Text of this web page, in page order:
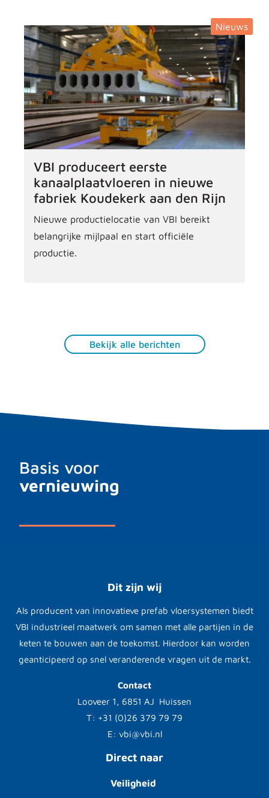
Nieuws
VBI produceert eerste
kanaalplaatvloeren in nieuwe
fabriek Koudekerk aan den Rijn
Nieuwe productielocatie van VBI bereikt
belangrijke mijlpaal en start officiële
productie.
Bekijk alle berichten
Basis voor
vernieuwing
Dit zijn wij
Als producent van innovatieve prefab vloersystemen biedt
VBI industrieel maatwerk om samen met alle partijen in de
keten te bouwen aan de toekomst. Hierdoor kan worden
geanticipeerd op snel veranderende vragen uit de markt.
Contact
Looveer 1, 6851 AJ Huissen
T: +31 (0)26 379 79 79
E: vbi@vbi.nl
Direct naar
Veiligheid